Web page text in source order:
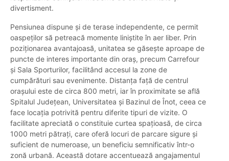
divertisment.
Pensiunea dispune și de terase independente, ce permit
oaspeților să petreacă momente liniștite în aer liber. Prin
poziționarea avantajoasă, unitatea se găsește aproape de
puncte de interes importante din oraș, precum Carrefour
și Sala Sporturilor, facilitând accesul la zone de
cumpărături sau evenimente. Distanța față de centrul
orașului este de circa 800 metri, iar în proximitate se află
Spitalul Județean, Universitatea și Bazinul de Înot, ceea ce
face locația potrivită pentru diferite tipuri de vizite. O
facilitate apreciată o constituie curtea spațioasă, de circa
1000 metri pătrați, care oferă locuri de parcare sigure și
suficient de numeroase, un beneficiu semnificativ într-o
zonă urbană. Această dotare accentuează angajamentul